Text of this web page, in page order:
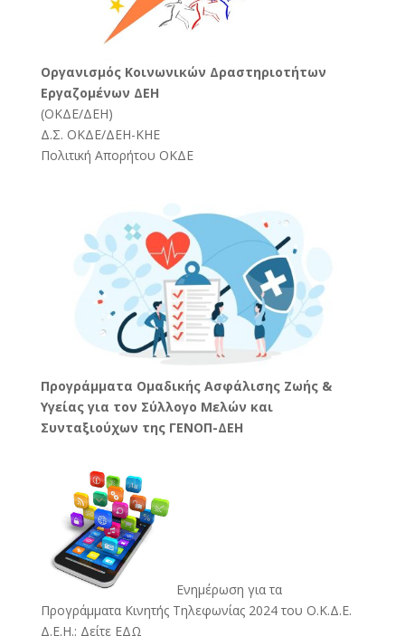
Oργανισμός Κοινωνικών Δραστηριοτήτων
Εργαζομένων ΔΕΗ
(ΟΚΔΕ/ΔΕΗ)
Δ.Σ. ΟΚΔΕ/ΔΕΗ-ΚΗΕ
Πολιτική Απορήτου ΟΚΔΕ
Προγράμματα Ομαδικής Ασφάλισης Ζωής &
Υγείας για τον Σύλλογο Μελών και
Συνταξιούχων της ΓΕΝΟΠ-ΔΕΗ
Ενημέρωση για τα
Προγράμματα Κινητής Τηλεφωνίας 2024 του Ο.Κ.Δ.Ε.
Δ.Ε.Η.: Δείτε ΕΔΩ